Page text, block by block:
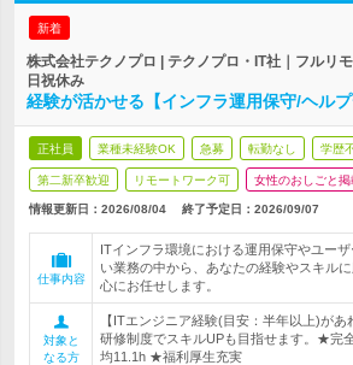
新着
株式会社テクノプロ | テクノプロ・IT社｜フルリ
日祝休み
経験が活かせる【インフラ運用保守/ヘル
正社員 業種未経験OK 急募 転勤なし 学歴
第二新卒歓迎 リモートワーク可 女性のおしごと掲
情報更新日：2026/08/04 終了予定日： 2026/09/07
仕事内容
ITインフラ環境における運用保守やユー
い業務の中から、あなたの経験やスキル
心にお任せします。
対象と
なる方
【ITエンジニア経験(目安：半年以上)があ
研修制度でスキルUPも目指せます。★完
均11.1h ★福利厚生充実